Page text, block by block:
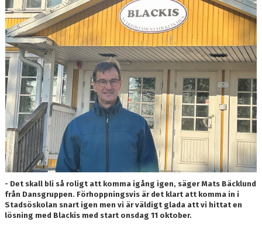
STÄLLPLATSER
BILDGALLERI
OM KLUBBEN
KALENDER
DOKUMENT
LÄNKAR
- Det skall bli så roligt att komma igång igen, säger Mats Bäcklund
från Dansgruppen. Förhoppningsvis är det klart att komma in i
Stadsöskolan snart igen men vi är väldigt glada att vi hittat en
lösning med Blackis med start onsdag 11 oktober.